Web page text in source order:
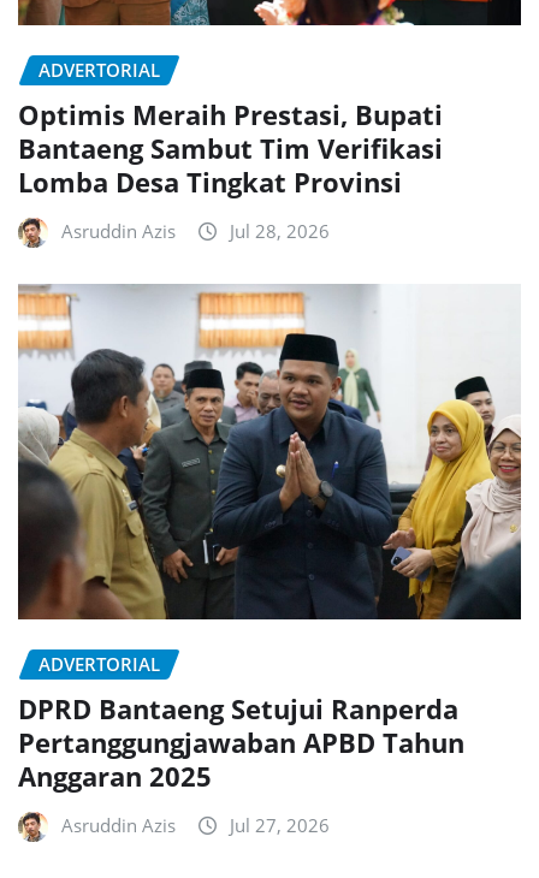
ADVERTORIAL
Optimis Meraih Prestasi, Bupati
Bantaeng Sambut Tim Verifikasi
Lomba Desa Tingkat Provinsi
Asruddin Azis Jul 28, 2026
ADVERTORIAL
DPRD Bantaeng Setujui Ranperda
Pertanggungjawaban APBD Tahun
Anggaran 2025
Asruddin Azis Jul 27, 2026